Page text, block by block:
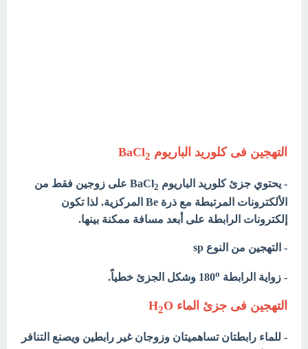
التهجين فى كلوريد الباريوم BaCl 2
- يحتوي جزئ كلوريد الباريوم BaCl 2
على زوجين فقط من
الألكترونات المرتبطة مع ذرة Be المركزية. لذا تكون
إلكترونات الرابطة على أبعد مسافة ممكنة بينها.
- التهجين من النوع sp
- زواية الرابطة 180 o وشكل الجزئ خطياً.
التهجين فى جزئ الماء H 2O
- للماء رابطتان تساهميتان وزوجان غير رابطين ويصنع التنافر